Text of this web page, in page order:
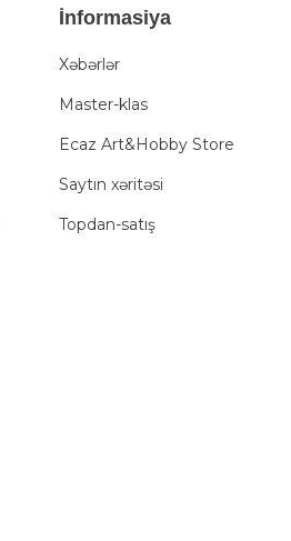
İnformasiya
Xəbərlər
Master-klas
Ecaz Art&Hobby Store
Saytın xəritəsi
Topdan-satış